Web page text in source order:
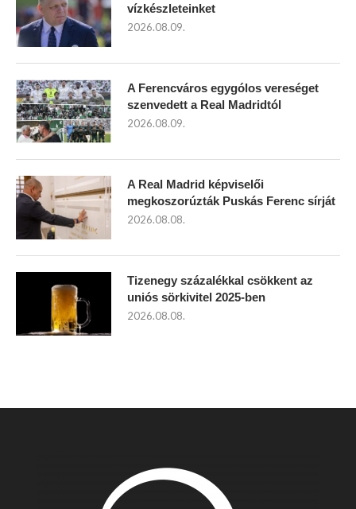
vízkészleteinket
2026.08.09.
A Ferencváros egygólos vereséget
szenvedett a Real Madridtól
2026.08.09.
A Real Madrid képviselői
megkoszorúzták Puskás Ferenc sírját
2026.08.08.
Tizenegy százalékkal csökkent az
uniós sörkivitel 2025-ben
2026.08.08.